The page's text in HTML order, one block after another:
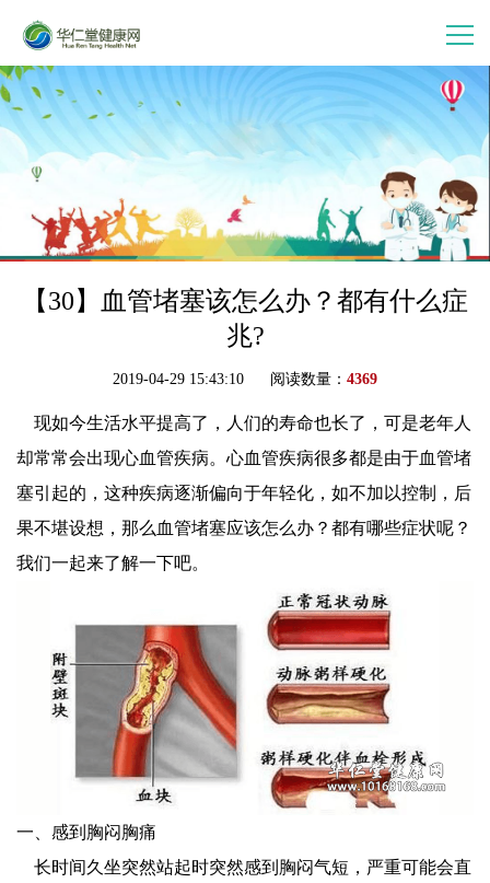
首 页
走进华仁堂
连锁加盟
案例分享
会员中心
【30】血管堵塞该怎么办？都有什么症
兆?
2019-04-29 15:43:10 阅读数量： 4369
现如今生活水平提高了，人们的寿命也长了，可是老年人
却常常会出现心血管疾病。心血管疾病很多都是由于血管堵
塞引起的，这种疾病逐渐偏向于年轻化，如不加以控制，后
果不堪设想，那么血管堵塞应该怎么办？都有哪些症状呢？
我们一起来了解一下吧。
一、感到胸闷胸痛
长时间久坐突然站起时突然感到胸闷气短，严重可能会直